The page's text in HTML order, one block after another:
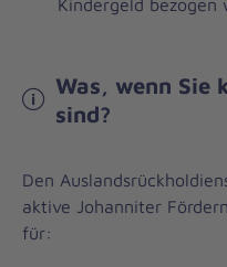
Kindergeld bezogen
Was, wenn Sie
sind?
Den
aktive Johanniter
für: